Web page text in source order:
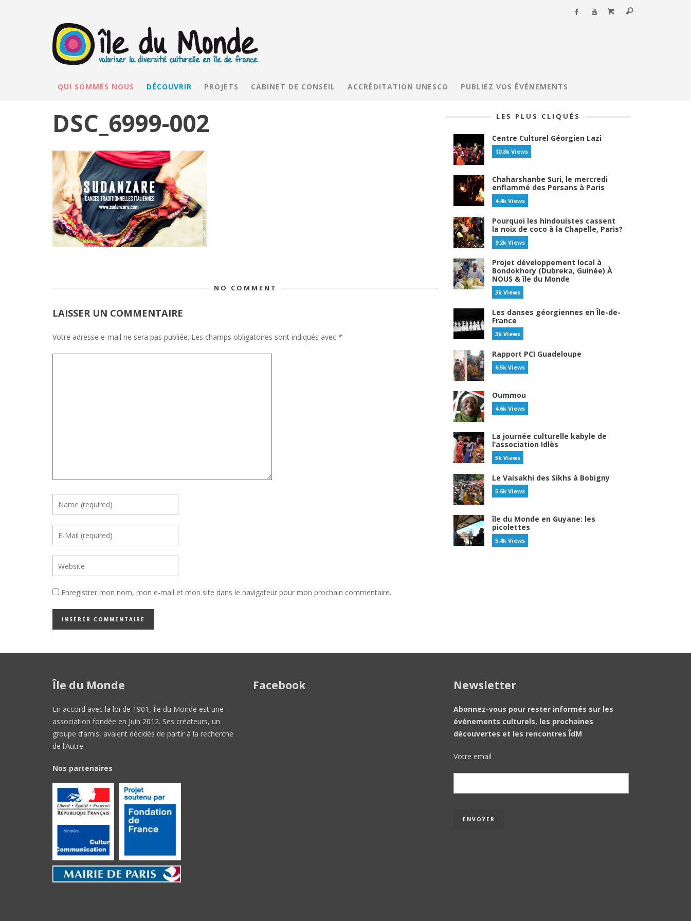
QUI SOMMES NOUS DÉCOUVRIR PROJETS CABINET DE CONSEIL ACCRÉDITATION UNESCO PUBLIEZ VOS ÉVÉNEMENTS
DSC_6999-002
NO COMMENT
LAISSER UN COMMENTAIRE
Votre adresse e-mail ne sera pas publiée. Les champs obligatoires sont indiqués avec *
Enregistrer mon nom, mon e-mail et mon site dans le navigateur pour mon prochain commentaire.
LES PLUS CLIQUÉS
Centre Culturel Géorgien Lazi
10.8k Views
Chaharshanbe Suri, le mercredi
enflammé des Persans à Paris
4.4k Views
Pourquoi les hindouistes cassent
la noix de coco à la Chapelle, Paris?
9.2k Views
Projet développement local à
Bondokhory (Dubreka, Guinée) À
NOUS & île du Monde
3k Views
Les danses géorgiennes en Île-de-
France
3k Views
Rapport PCI Guadeloupe
6.5k Views
Oummou
4.6k Views
La journée culturelle kabyle de
l’association Idlès
5k Views
Le Vaisakhi des Sikhs à Bobigny
5.6k Views
île du Monde en Guyane: les
picolettes
5.4k Views
Île du Monde
En accord avec la loi de 1901, Île du Monde est une
association fondée en Juin 2012. Ses créateurs, un
groupe d’amis, avaient décidés de partir à la recherche
de l’Autre.
Nos partenaires
Facebook Newsletter
Abonnez-vous pour rester informés sur les
événements culturels, les prochaines
découvertes et les rencontres ÎdM
Votre email